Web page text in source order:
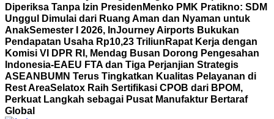
Diperiksa Tanpa Izin Presiden Menko PMK Pratikno: SDM
Unggul Dimulai dari Ruang Aman dan Nyaman untuk
AnakSemester I 2026, InJourney Airports Bukukan
Pendapatan Usaha Rp10,23 Triliun Rapat Kerja dengan
Komisi VI DPR RI, Mendag Busan Dorong Pengesahan
Indonesia-EAEU FTA dan Tiga Perjanjian Strategis
ASEAN BUMN Terus Tingkatkan Kualitas Pelayanan di
Rest AreaSelatox Raih Sertifikasi CPOB dari BPOM,
Perkuat Langkah sebagai Pusat Manufaktur Bertaraf
Global